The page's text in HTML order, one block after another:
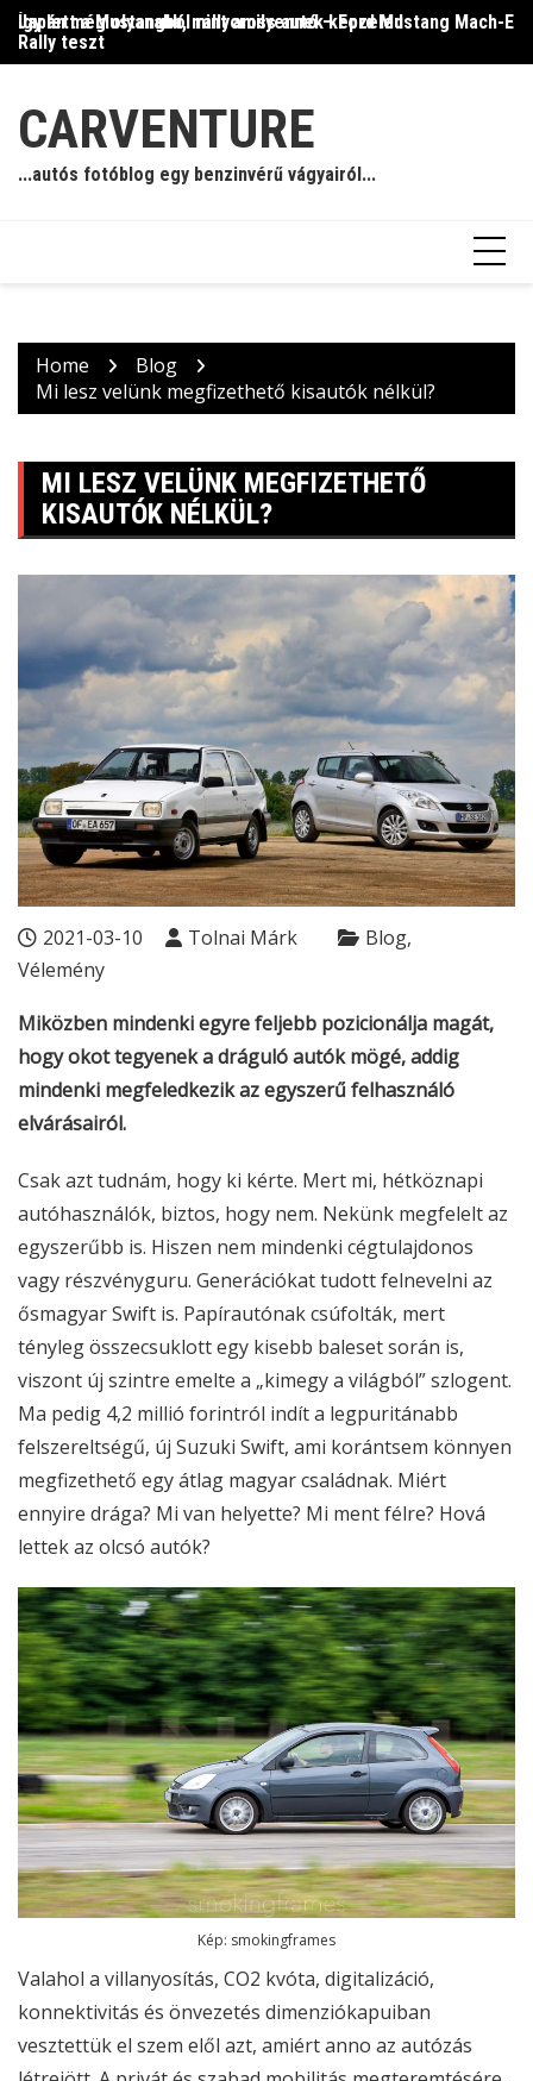
Skip
content
Így lett a Mustangból rallycross autó – Ford Mustang Mach-E
Rally teszt
Japán még olyanabb, mint amilyennek képzeled
CARVENTURE
...autós fotóblog egy benzinvérű vágyairól...
Home
Blog
Mi lesz velünk megfizethető kisautók nélkül?
MI LESZ VELÜNK MEGFIZETHETŐ
KISAUTÓK NÉLKÜL?
2021-03-10 Tolnai Márk
Blog
Vélemény
Miközben mindenki egyre feljebb pozicionálja magát,
hogy okot tegyenek a dráguló autók mögé, addig
mindenki megfeledkezik az egyszerű felhasználó
elvárásairól.
Csak azt tudnám, hogy ki kérte. Mert mi, hétköznapi
autóhasználók, biztos, hogy nem. Nekünk megfelelt az
egyszerűbb is. Hiszen nem mindenki cégtulajdonos
vagy részvényguru. Generációkat tudott felnevelni az
ősmagyar Swift is. Papírautónak csúfolták, mert
tényleg összecsuklott egy kisebb baleset során is,
viszont új szintre emelte a „kimegy a világból” szlogent.
Ma pedig 4,2 millió forintról indít a legpuritánabb
felszereltségű, új Suzuki Swift, ami korántsem könnyen
megfizethető egy átlag magyar családnak. Miért
ennyire drága? Mi van helyette? Mi ment félre? Hová
lettek az olcsó autók?
Kép: smokingframes
Valahol a villanyosítás, CO2 kvóta, digitalizáció,
konnektivitás és önvezetés dimenziókapuiban
vesztettük el szem elől azt, amiért anno az autózás